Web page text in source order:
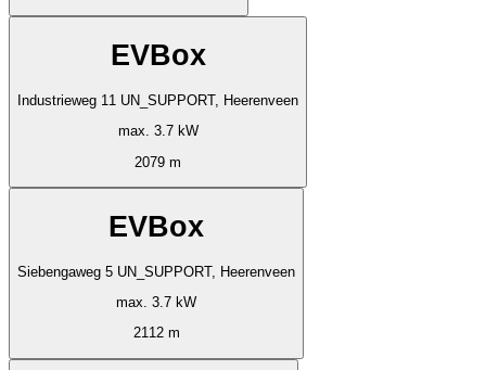
EVBox
Industrieweg 11 UN_SUPPORT, Heerenveen
max. 3.7 kW
2079 m
EVBox
Siebengaweg 5 UN_SUPPORT, Heerenveen
max. 3.7 kW
2112 m